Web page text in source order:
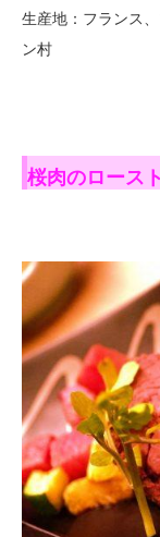
生産地：フランス
ン村
桜肉のロースト